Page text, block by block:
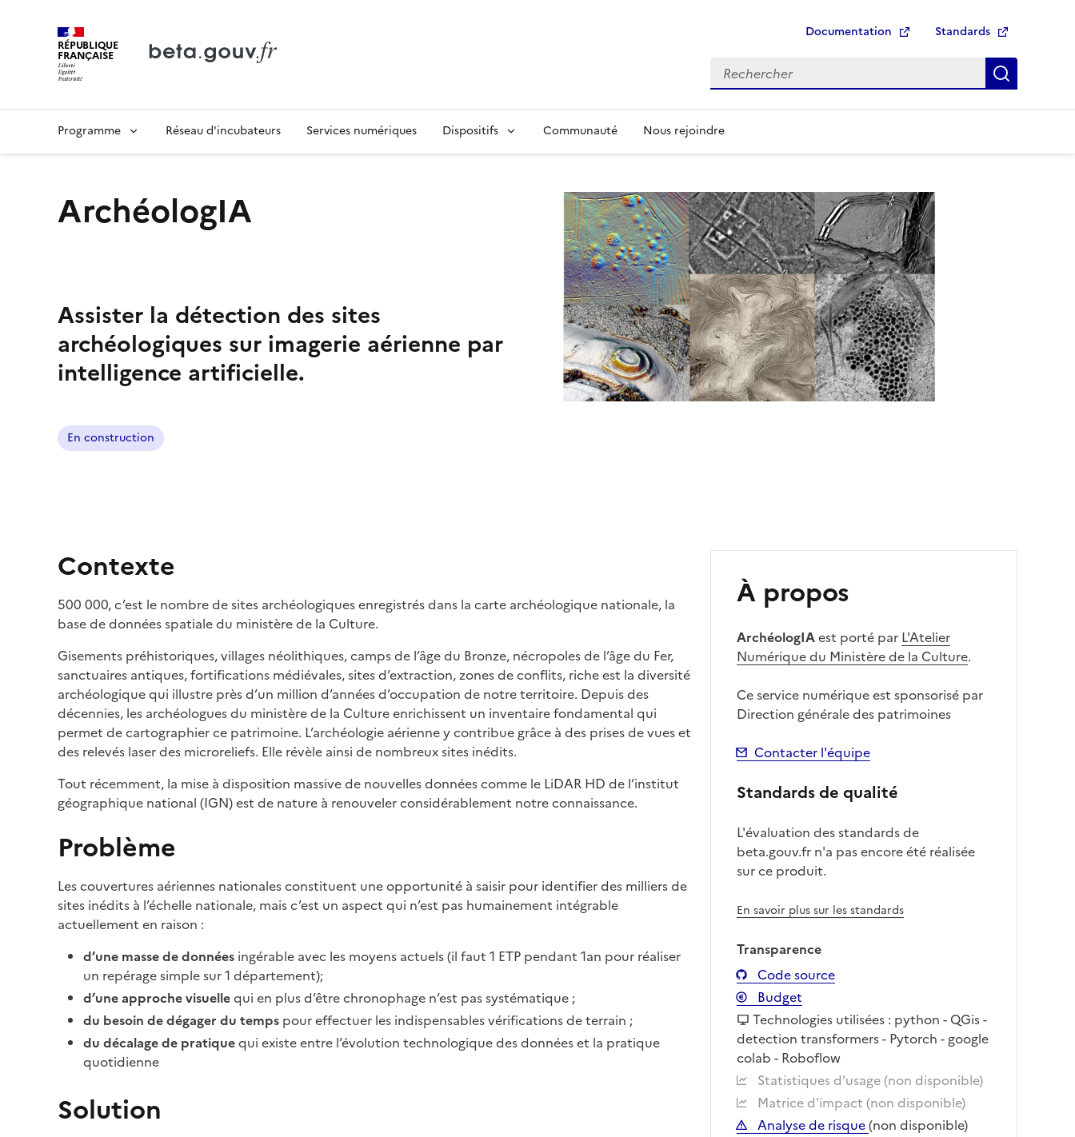
RÉPUBLIQUE
FRANÇAISE
Documentation Standards
Recherche
Programme Réseau d'incubateurs Services numériques Dispositifs Communauté Nous rejoindre
ArchéologIA
Assister la détection des sites
archéologiques sur imagerie aérienne par
intelligence artificielle.
En construction
Contexte
500 000, c’est le nombre de sites archéologiques enregistrés dans la carte archéologique nationale, la
base de données spatiale du ministère de la Culture.
Gisements préhistoriques, villages néolithiques, camps de l’âge du Bronze, nécropoles de l’âge du Fer,
sanctuaires antiques, fortifications médiévales, sites d’extraction, zones de conflits, riche est la diversité
archéologique qui illustre près d’un million d’années d’occupation de notre territoire. Depuis des
décennies, les archéologues du ministère de la Culture enrichissent un inventaire fondamental qui
permet de cartographier ce patrimoine. L’archéologie aérienne y contribue grâce à des prises de vues et
des relevés laser des microreliefs. Elle révèle ainsi de nombreux sites inédits.
Tout récemment, la mise à disposition massive de nouvelles données comme le LiDAR HD de l’institut
géographique national (IGN) est de nature à renouveler considérablement notre connaissance.
Problème
Les couvertures aériennes nationales constituent une opportunité à saisir pour identifier des milliers de
sites inédits à l’échelle nationale, mais c’est un aspect qui n’est pas humainement intégrable
actuellement en raison :
d’une masse de données ingérable avec les moyens actuels (il faut 1 ETP pendant 1an pour réaliser
un repérage simple sur 1 département);
d’une approche visuellequi en plus d’être chronophage n’est pas systématique ;
du besoin de dégager du temps pour effectuer les indispensables vérifications de terrain ;
du décalage de pratiquequi existe entre l’évolution technologique des données et la pratique
quotidienne
Solution
À propos
ArchéologIAest porté par L'Atelier
Numérique du Ministère de la Culture.
Ce service numérique est sponsorisé par
Direction générale des patrimoines
Contacter l'équipe
Standards de qualité
L'évaluation des standards de
beta.gouv.fr n'a pas encore été réalisée
sur ce produit.
En savoir plus sur les standards
Transparence
Code source
Budget
Technologies utilisées : python - QGis -
detection transformers - Pytorch - google
colab - Roboflow
Statistiques d'usage (non disponible)
Matrice d'impact (non disponible)
Analyse de risque(non disponible)